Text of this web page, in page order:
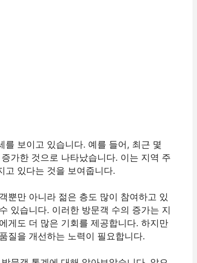
보이고 있습니다. 예를 들어, 최근 몇
가한 것으로 나타났습니다. 이는 지역 주
고 있다는 것을 보여줍니다.
뿐만 아니라 젊은 층도 많이 참여하고 있
있습니다. 이러한 방문객 수의 증가는 지
게도 더 많은 기회를 제공합니다. 하지만
질을 개선하는 노력이 필요합니다.